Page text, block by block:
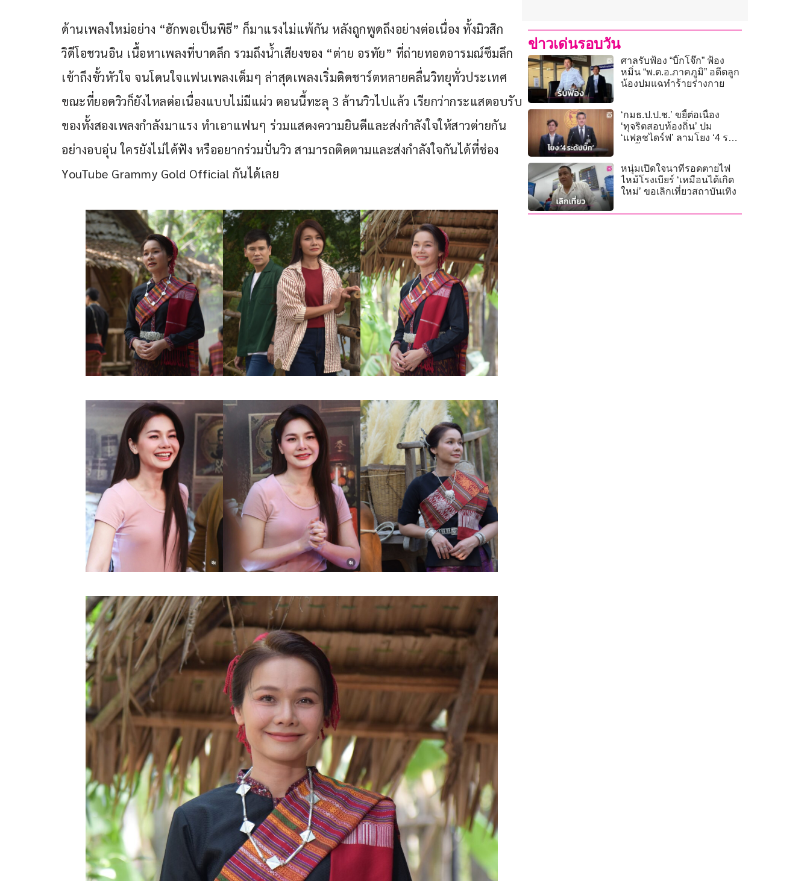
ด้านเพลงใหม่อย่าง “ฮักพอเป็นพิธี” ก็มาแรงไม่แพ้กัน หลังถูกพูดถึงอย่างต่อเนื่อง ทั้งมิวสิก
วิดีโอชวนอิน เนื้อหาเพลงที่บาดลึก รวมถึงน้ำเสียงของ “ต่าย อรทัย” ที่ถ่ายทอดอารมณ์ซึมลึก
เข้าถึงขั้วหัวใจ จนโดนใจแฟนเพลงเต็มๆ ล่าสุดเพลงเริ่มติดชาร์ตหลายคลื่นวิทยุทั่วประเทศ
ขณะที่ยอดวิวก็ยังไหลต่อเนื่องแบบไม่มีแผ่ว ตอนนี้ทะลุ 3 ล้านวิวไปแล้ว เรียกว่ากระแสตอบรับ
ของทั้งสองเพลงกำลังมาแรง ทำเอาแฟนๆ ร่วมแสดงความยินดีและส่งกำลังใจให้สาวต่ายกัน
อย่างอบอุ่น ใครยังไม่ได้ฟัง หรืออยากร่วมปั่นวิว สามารถติดตามและส่งกำลังใจกันได้ที่ช่อง
YouTube Grammy Gold Official กันได้เลย
ข่าวเด่นรอบวัน
ศาลรับฟ้อง “บิ๊กโจ๊ก” ฟ้อง
หมิ่น “พ.ต.อ.ภาคภูมิ” อดีตลูก
น้องปมแฉทำร้ายร่างกาย
‘กมธ.ป.ป.ช.’ ขยี้ต่อเนื่อง
‘ทุจริตสอบท้องถิ่น’ ปม
‘แฟลชไดร์ฟ’ ลามโยง ‘4 ระ
หนุ่มเปิดใจนาทีรอดตายไฟ
ไหม้โรงเบียร์ ‘เหมือนได้เกิด
ใหม่’ ขอเลิกเที่ยวสถาบันเทิง